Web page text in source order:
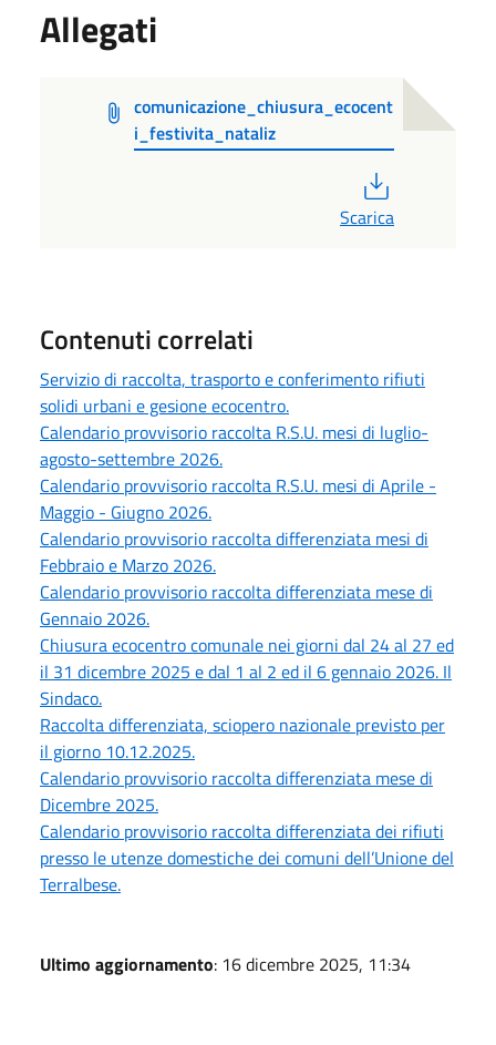
Allegati
comunicazione_chiusura_ecocent
i_festivita_nataliz
Scarica
Contenuti correlati
Servizio di raccolta, trasporto e conferimento rifiuti
solidi urbani e gesione ecocentro.
Calendario provvisorio raccolta R.S.U. mesi di luglio-
agosto-settembre 2026.
Calendario provvisorio raccolta R.S.U. mesi di Aprile -
Maggio - Giugno 2026.
Calendario provvisorio raccolta differenziata mesi di
Febbraio e Marzo 2026.
Calendario provvisorio raccolta differenziata mese di
Gennaio 2026.
Chiusura ecocentro comunale nei giorni dal 24 al 27 ed
il 31 dicembre 2025 e dal 1 al 2 ed il 6 gennaio 2026. Il
Sindaco.
Raccolta differenziata, sciopero nazionale previsto per
il giorno 10.12.2025.
Calendario provvisorio raccolta differenziata mese di
Dicembre 2025.
Calendario provvisorio raccolta differenziata dei rifiuti
presso le utenze domestiche dei comuni dell’Unione del
Terralbese.
Ultimo aggiornamento: 16 dicembre 2025, 11:34